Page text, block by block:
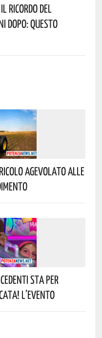
Ricordo Del
Dopo: Questo
Agevolato Alle
Sta Per
L’evento